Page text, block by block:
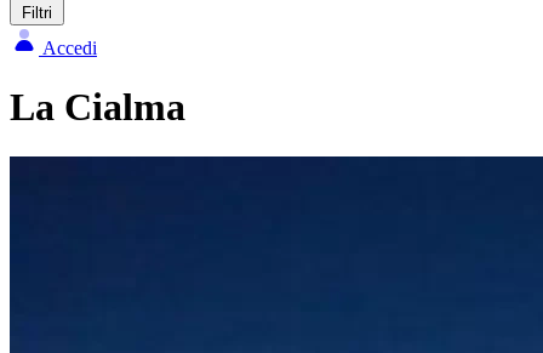
Filtri
Accedi
La Cialma